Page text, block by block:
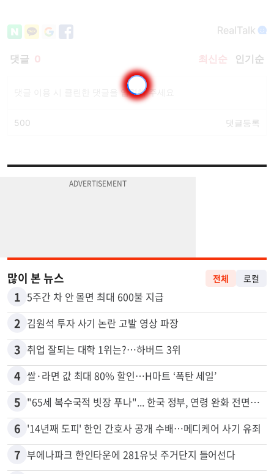
1 5주간 차 안 몰면 최대 600불 지급
2 김원석 투자 사기 논란 고발 영상 파장
3 취업 잘되는 대학 1위는?…하버드 3위
4 쌀·라면 값 최대 80% 할인…H마트 ‘폭탄 세일’
5 "65세 복수국적 빗장 푸나"... 한국 정부, 연령 완화 전면 추진
6 '14년째 도피' 한인 간호사 공개 수배…메디케어 사기 유죄